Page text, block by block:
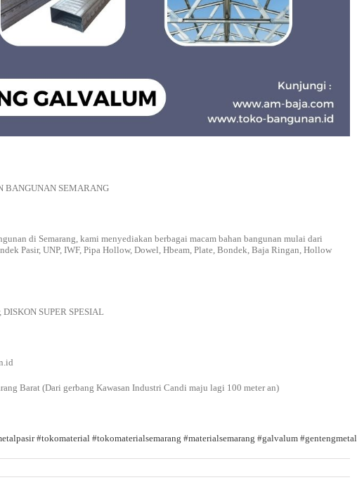
BANGUNAN SEMARANG
di Semarang, kami menyediakan berbagai macam bahan bangunan mulai dari
Pasir, UNP, IWF, Pipa Hollow, Dowel, Hbeam, Plate, Bondek, Baja Ringan, Hollow
SUPER SPESIAL
Barat (Dari gerbang Kawasan Industri Candi maju lagi 100 meter an)
#tokomaterial #tokomaterialsemarang #materialsemarang #galvalum #gentengmetal